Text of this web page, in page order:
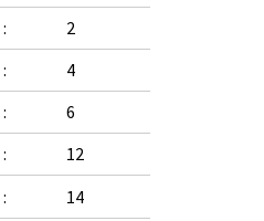
:
2
:
4
:
6
:
12
: 14